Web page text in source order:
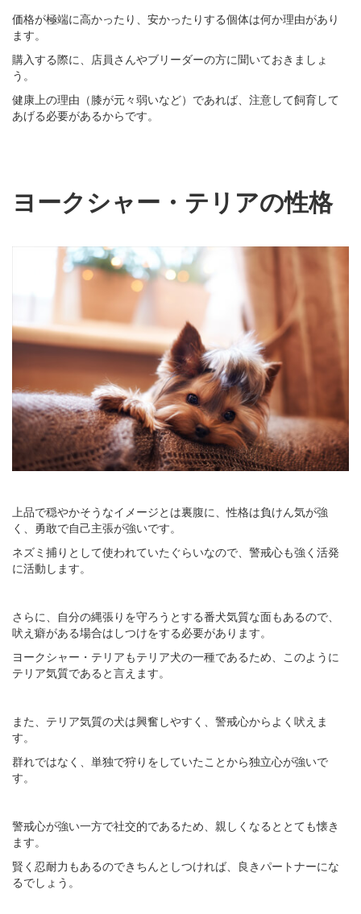
価格が極端に高かったり、安かったりする個体は何か理由があり
ます。
購入する際に、店員さんやブリーダーの方に聞いておきましょ
う。
健康上の理由（膝が元々弱いなど）であれば、注意して飼育して
あげる必要があるからです。
ヨークシャー・テリアの性格
上品で穏やかそうなイメージとは裏腹に、性格は負けん気が強
く、勇敢で自己主張が強いです。
ネズミ捕りとして使われていたぐらいなので、警戒心も強く活発
に活動します。
さらに、自分の縄張りを守ろうとする番犬気質な面もあるので、
吠え癖がある場合はしつけをする必要があります。
ヨークシャー・テリアもテリア犬の一種であるため、このように
テリア気質であると言えます。
また、テリア気質の犬は興奮しやすく、警戒心からよく吠えま
す。
群れではなく、単独で狩りをしていたことから独立心が強いで
す。
警戒心が強い一方で社交的であるため、親しくなるととても懐き
ます。
賢く忍耐力もあるのできちんとしつければ、良きパートナーにな
るでしょう。